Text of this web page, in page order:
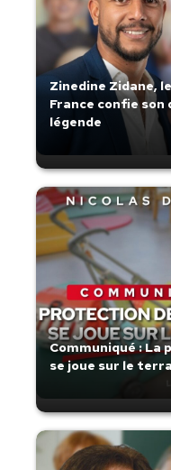
Zinedine Zidane,
France confie son
légende
Communiqué :
se joue sur le